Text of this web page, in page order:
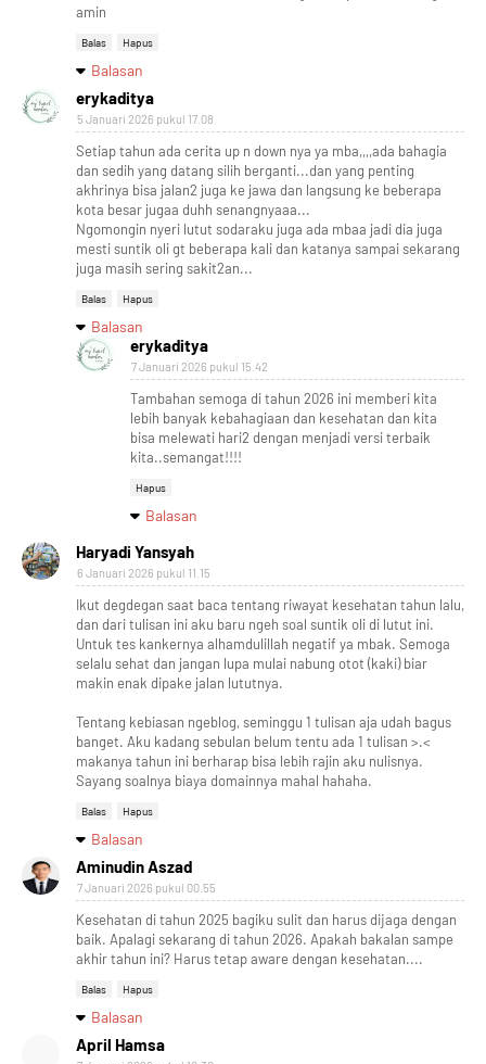
amin
Balas Hapus
Balasan
erykaditya
5 Januari 2026 pukul 17.08
Setiap tahun ada cerita up n down nya ya mba,,,,ada bahagia
dan sedih yang datang silih berganti...dan yang penting
akhrinya bisa jalan2 juga ke jawa dan langsung ke beberapa
kota besar jugaa duhh senangnyaaa...
Ngomongin nyeri lutut sodaraku juga ada mbaa jadi dia juga
mesti suntik oli gt beberapa kali dan katanya sampai sekarang
juga masih sering sakit2an...
Balas Hapus
Balasan
erykaditya
7 Januari 2026 pukul 15.42
Tambahan semoga di tahun 2026 ini memberi kita
lebih banyak kebahagiaan dan kesehatan dan kita
bisa melewati hari2 dengan menjadi versi terbaik
kita..semangat!!!!
Hapus
Balasan
Haryadi Yansyah
6 Januari 2026 pukul 11.15
Ikut degdegan saat baca tentang riwayat kesehatan tahun lalu,
dan dari tulisan ini aku baru ngeh soal suntik oli di lutut ini.
Untuk tes kankernya alhamdulillah negatif ya mbak. Semoga
selalu sehat dan jangan lupa mulai nabung otot (kaki) biar
makin enak dipake jalan lututnya.
Tentang kebiasan ngeblog, seminggu 1 tulisan aja udah bagus
banget. Aku kadang sebulan belum tentu ada 1 tulisan >.<
makanya tahun ini berharap bisa lebih rajin aku nulisnya.
Sayang soalnya biaya domainnya mahal hahaha.
Balas Hapus
Balasan
Aminudin Aszad
7 Januari 2026 pukul 00.55
Kesehatan di tahun 2025 bagiku sulit dan harus dijaga dengan
baik. Apalagi sekarang di tahun 2026. Apakah bakalan sampe
akhir tahun ini? Harus tetap aware dengan kesehatan....
Balas Hapus
Balasan
April Hamsa